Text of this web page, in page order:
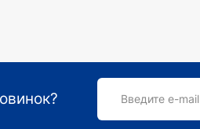
Введите e-mail